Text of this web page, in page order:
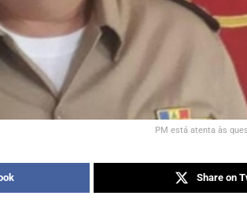
PM está atenta às
Share on